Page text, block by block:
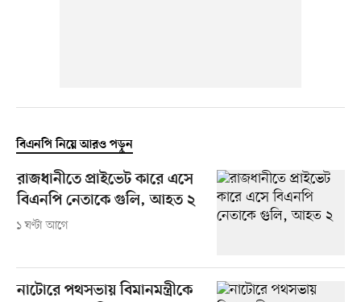
বিএনপি নিয়ে আরও পড়ুন
রাজধানীতে প্রাইভেট কারে এসে
বিএনপি নেতাকে গুলি, আহত ২
১ ঘণ্টা আগে
নাটোরে পথসভায় বিমানমন্ত্রীকে